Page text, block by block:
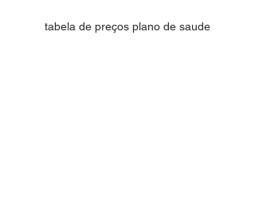
tabela de preços plano de saude